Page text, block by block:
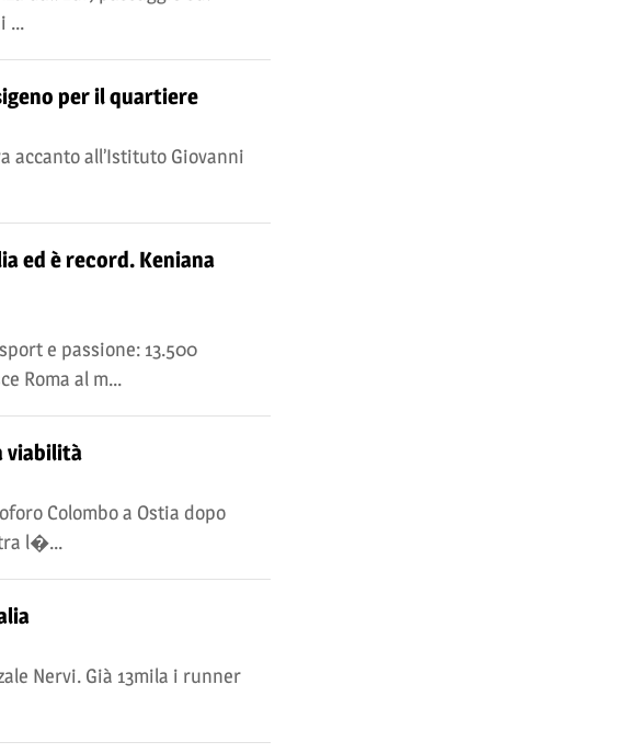
...
per il quartiere
accanto all’Istituto Giovanni
ed è record. Keniana
e passione: 13.500
Roma al m...
viabilità
Colombo a Ostia dopo
l�...
Nervi. Già 13mila i runner